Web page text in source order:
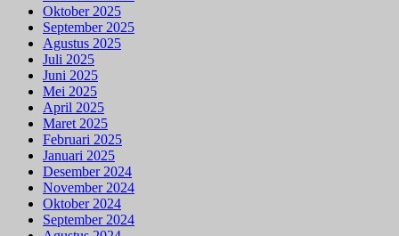
Oktober 2025
September 2025
Agustus 2025
Juli 2025
Juni 2025
Mei 2025
April 2025
Maret 2025
Februari 2025
Januari 2025
Desember 2024
November 2024
Oktober 2024
September 2024